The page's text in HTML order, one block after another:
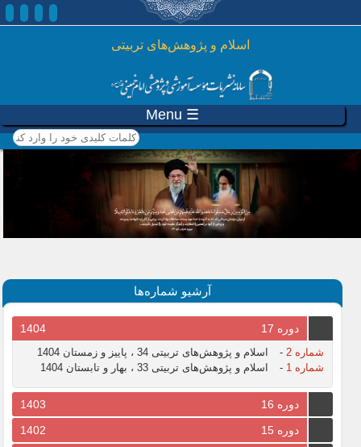
رفتن به محتوای اصلی
اسلام و پژوهش‌های تربیتی
☰ Menu
کلمات کلیدی خود را وارد
کنید
آرشیو شماره‌ها
دوره 17 1404
شماره 2 -
اسلام و پژوهش‌های تربیتی 34 ، پاییز و زمستان 1404
شماره 1
- اسلام و پژوهش‌های تربیتی 33 ، بهار و تابستان 1404
دوره 16
1403
دوره 15
1402